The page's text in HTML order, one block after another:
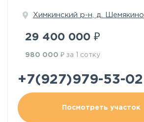
Химкинский р-н, д. Шемякино
29 400 000 ₽
980 000 ₽ за 1 сотку
+7(927)979-53-02
Посмотреть участок